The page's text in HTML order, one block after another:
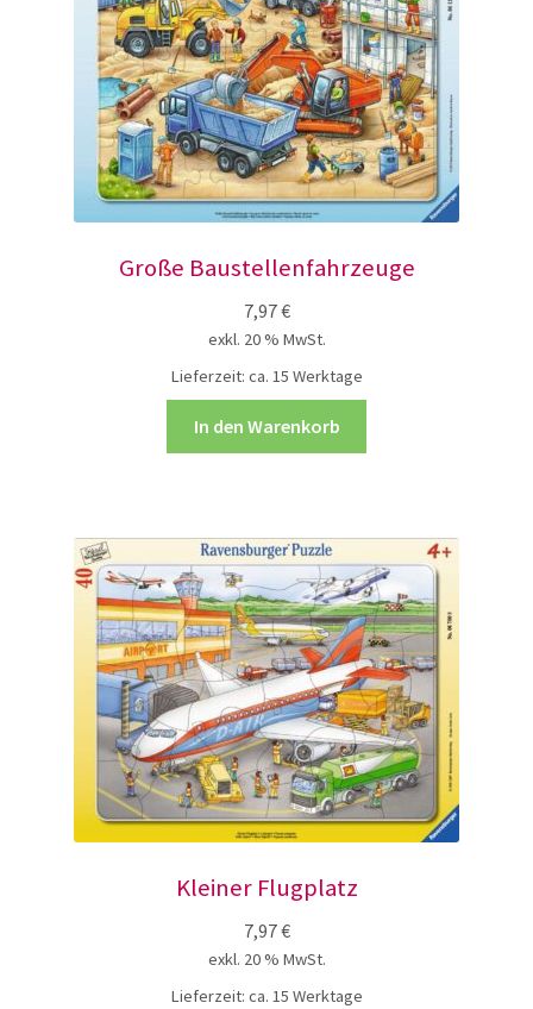
Große Baustellenfahrzeuge
7,97€
exkl. 20 % MwSt.
Lieferzeit: ca. 15 Werktage
In den Warenkorb
Kleiner Flugplatz
7,97€
exkl. 20 % MwSt.
Lieferzeit: ca. 15 Werktage